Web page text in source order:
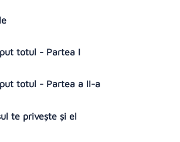
totul - Partea I
totul - Partea a II-a
te privește și el